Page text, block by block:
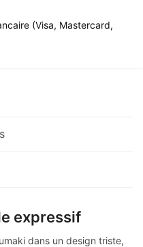
(Visa, Mastercard,
expressif
dans un design triste,